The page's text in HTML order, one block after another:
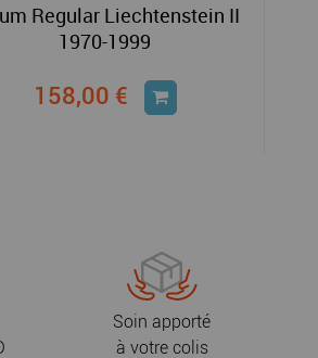
Regular Liechtenstein II
1970-1999
158,00 €
Soin apporté
à votre colis